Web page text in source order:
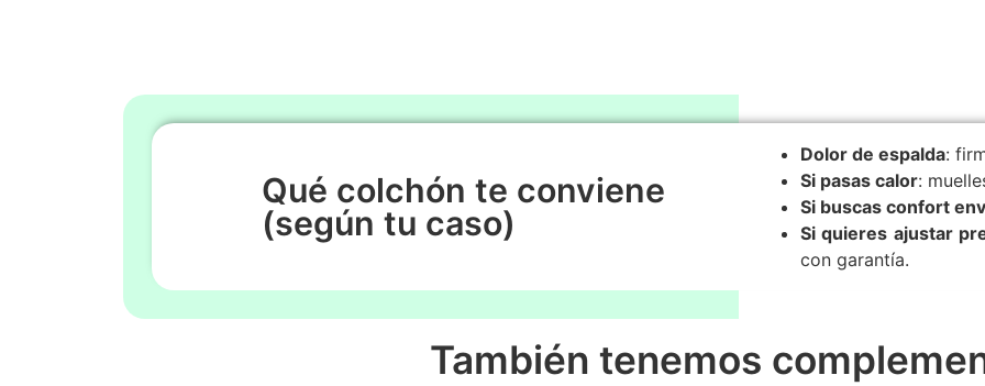
Qué colchón te conviene
(según tu caso)
Dolor de espalda:
Si pasas calor:
Si buscas confort
Si quieres ajustar
con garantía.
También tenemos